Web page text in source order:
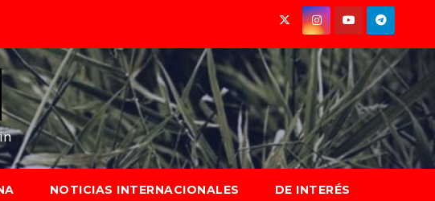
NOTICIAS INTERNACIONALES DE INTERÉS